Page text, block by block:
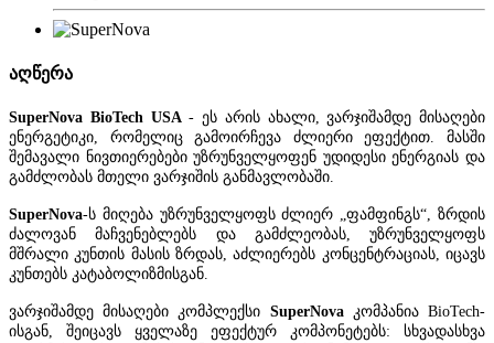
აღწერა
SuperNova BioTech USA- ეს არის ახალი, ვარჯიშამდე მისაღები
ენერგეტიკი, რომელიც გამოირჩევა ძლიერი ეფექტით. მასში
შემავალი ნივთიერებები უზრუნველყოფენ უდიდესი ენერგიას და
გამძლობას მთელი ვარჯიშის განმავლობაში.
SuperNova-ს მიღება უზრუნველყოფს ძლიერ „ფამფინგს“, ზრდის
ძალოვან მაჩვენებლებს და გამძლეობას, უზრუნველყოფს
მშრალი კუნთის მასის ზრდას, აძლიერებს კონცენტრაციას, იცავს
კუნთებს კატაბოლიზმისგან.
ვარჯიშამდე მისაღები კომპლექსი SuperNova კომპანია BioTech-
ისგან, შეიცავს ყველაზე ეფექტურ კომპონეტებს: სხვადასხვა